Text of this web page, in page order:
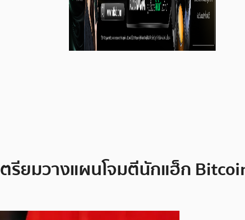
รียมวางแผนโจมตีนักแฮ็ก